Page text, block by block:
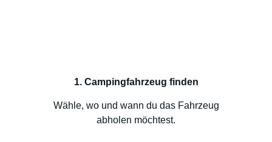
1. Campingfahrzeug finden
Wähle, wo und wann du das Fahrzeug
abholen möchtest.